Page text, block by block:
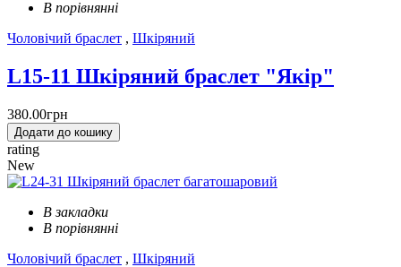
В порівнянні
Чоловічий браслет , Шкіряний
L15-11 Шкіряний браслет "Якір"
380.00грн
Додати до кошику
rating
New
В закладки
В порівнянні
Чоловічий браслет , Шкіряний